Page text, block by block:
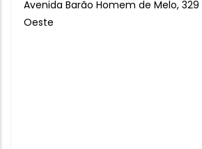
Avenida Barão Homem de Melo,
Oeste